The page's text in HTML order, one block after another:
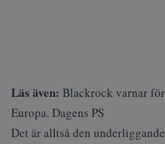
Läs även: Blackrock varnar
Europa. Dagens PS
Det är alltså den